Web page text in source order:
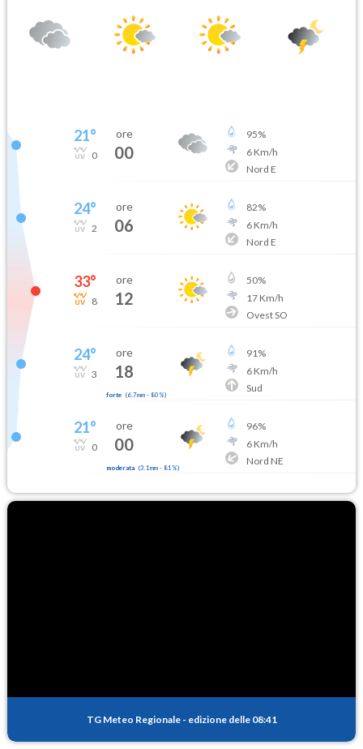
21°
0
ore
00
95%
6Km/h
Nord E
24°
2
ore
06
82%
6Km/h
Nord E
33°
8
ore
12
50%
17Km/h
Ovest SO
24°
3
ore
18
forte (6.7mm- 80 %)
91%
6Km/h
Sud
21°
0
ore
00
moderata (3.1mm- 81 %)
96%
6Km/h
Nord NE
TG Meteo Regionale - edizione delle 08:41